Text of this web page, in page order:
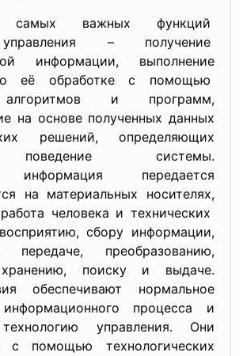
важных функций
– получение
информации, выполнение
её обработке с помощью
и программ,
на основе полученных данных
решений, определяющих
поведение системы.
информация передается
на материальных носителях,
человека и технических
сбору информации,
преобразованию,
хранению, поиску и выдаче.
обеспечивают нормальное
информационного процесса и
управления. Они
с помощью технологических